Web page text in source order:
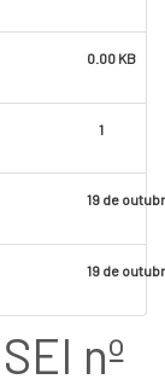
0.00 KB
1
19 de
19 de
nº